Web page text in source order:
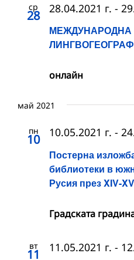
ср
28 28.04.2021 г. -
онлайн
май 2021
пн
10
Постерна
библиотеки в
Русия през XIV-
10.05.2021 г. -
Градската
вт
11 11.05.2021 г. -